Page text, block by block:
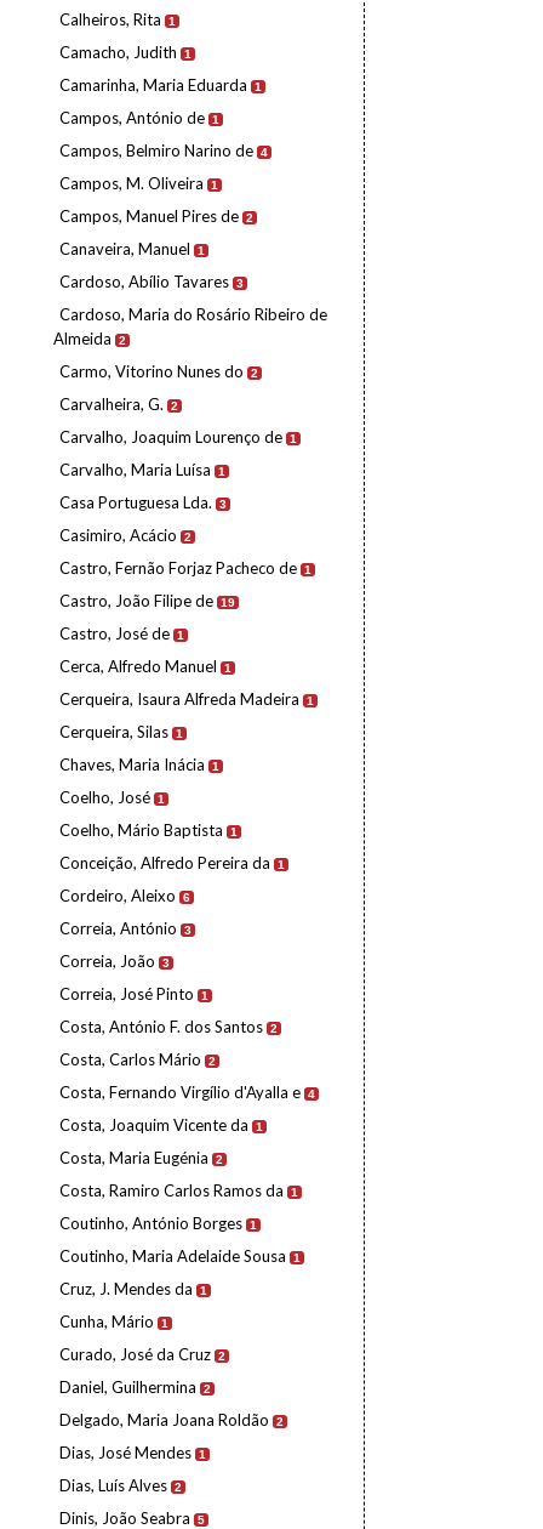
Calheiros, Rita 1
Camacho, Judith 1
Camarinha, Maria Eduarda 1
Campos, António de 1
Campos, Belmiro Narino de 4
Campos, M. Oliveira 1
Campos, Manuel Pires de 2
Canaveira, Manuel 1
Cardoso, Abílio Tavares 3
Cardoso, Maria do Rosário Ribeiro de
Almeida
2
Carmo, Vitorino Nunes do 2
Carvalheira, G. 2
Carvalho, Joaquim Lourenço de 1
Carvalho, Maria Luísa 1
Casa Portuguesa Lda. 3
Casimiro, Acácio 2
Castro, Fernão Forjaz Pacheco de 1
Castro, João Filipe de 19
Castro, José de 1
Cerca, Alfredo Manuel 1
Cerqueira, Isaura Alfreda Madeira 1
Cerqueira, Silas 1
Chaves, Maria Inácia 1
Coelho, José 1
Coelho, Mário Baptista 1
Conceição, Alfredo Pereira da 1
Cordeiro, Aleixo 6
Correia, António 3
Correia, João 3
Correia, José Pinto 1
Costa, António F. dos Santos 2
Costa, Carlos Mário 2
Costa, Fernando Virgílio d'Ayalla e 4
Costa, Joaquim Vicente da 1
Costa, Maria Eugénia 2
Costa, Ramiro Carlos Ramos da 1
Coutinho, António Borges 1
Coutinho, Maria Adelaide Sousa 1
Cruz, J. Mendes da 1
Cunha, Mário 1
Curado, José da Cruz 2
Daniel, Guilhermina 2
Delgado, Maria Joana Roldão 2
Dias, José Mendes 1
Dias, Luís Alves 2
Dinis, João Seabra 5